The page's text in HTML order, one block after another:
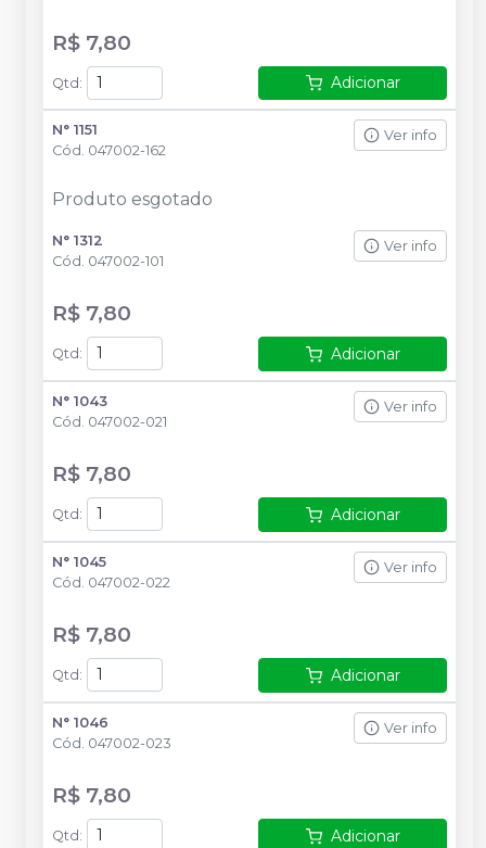
R$ 7,80
Qtd: Adicionar
N° 1151
Cód. 047002-162
Ver info
Produto esgotado
N° 1312
Cód. 047002-101
Ver info
R$ 7,80
Qtd : Adicionar
N° 1043
Cód. 047002-021
Ver info
R$ 7,80
Qtd : Adicionar
N° 1045
Cód. 047002-022
Ver info
R$ 7,80
Qtd : Adicionar
N° 1046
Cód. 047002-023
Ver info
R$ 7,80
Qtd : Adicionar